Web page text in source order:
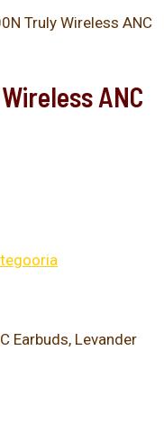
Truly Wireless ANC
ANC
Earbuds, Levander